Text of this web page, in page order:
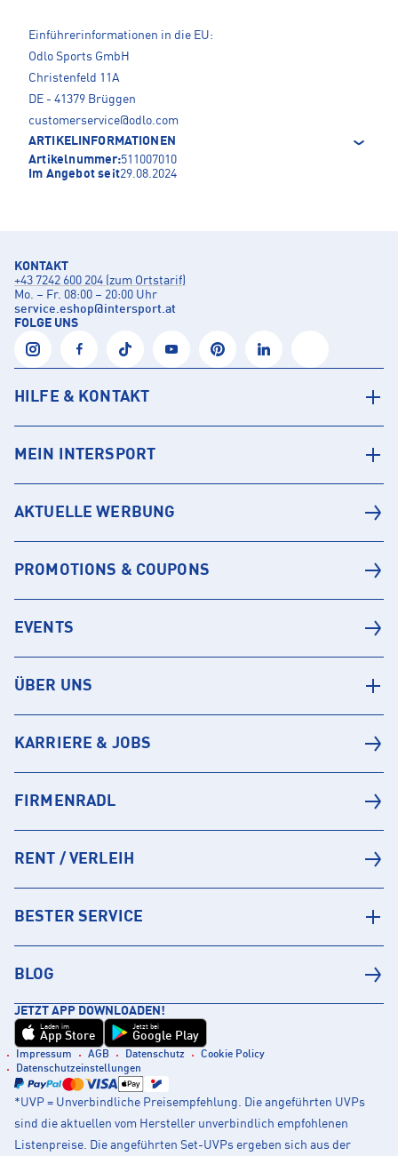
Einführerinformationen in die EU:
Odlo Sports GmbH
Christenfeld 11A
DE - 41379 Brüggen
customerservice@odlo.com
ARTIKELINFORMATIONEN
Artikelnummer:511007010
Im Angebot seit29.08.2024
KONTAKT
+43 7242 600 204 (zum Ortstarif)
Mo. – Fr. 08:00 – 20:00 Uhr
service.eshop@intersport.at
FOLGE UNS
HILFE & KONTAKT
MEIN INTERSPORT
AKTUELLE WERBUNG
PROMOTIONS & COUPONS
EVENTS
ÜBER UNS
KARRIERE & JOBS
FIRMENRADL
RENT / VERLEIH
BESTER SERVICE
BLOG
JETZT APP DOWNLOADEN!
Laden im
App Store
Jetzt bei
Google Play
Impressum AGB Datenschutz
Cookie Policy
Datenschutzeinstellungen
*UVP = Unverbindliche Preisempfehlung. Die angeführten UVPs
sind die aktuellen vom Hersteller unverbindlich empfohlenen
Listenpreise. Die angeführten Set-UVPs ergeben sich aus der